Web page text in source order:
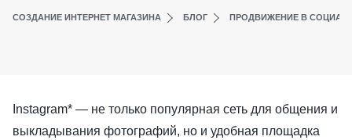
СОЗДАНИЕ ИНТЕРНЕТ МАГАЗИНА БЛОГ ПРОДВИЖЕНИЕ В
Instagram* — не только популярная сеть для общения и
выкладывания фотографий, но и удобная площадка